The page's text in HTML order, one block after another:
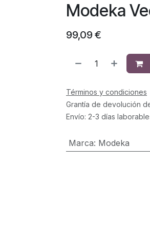
Modeka
99,09€
Términos y condiciones
Grantía de devolución
Envío: 2-3 días
Marca: Modeka